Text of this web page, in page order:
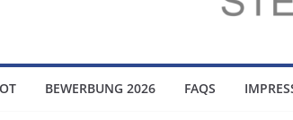
BEWERBUNG 2026 FAQS